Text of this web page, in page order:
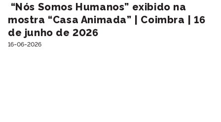
“Nós Somos Humanos” exibido na
mostra “Casa Animada” | Coimbra | 16
de junho de 2026
16-06-2026